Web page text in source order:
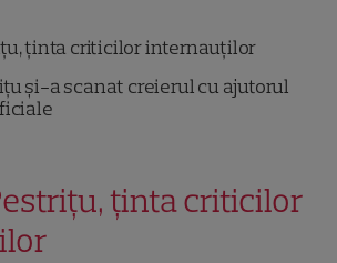
ținta criticilor internauților
și-a scanat creierul cu ajutorul
ținta criticilor